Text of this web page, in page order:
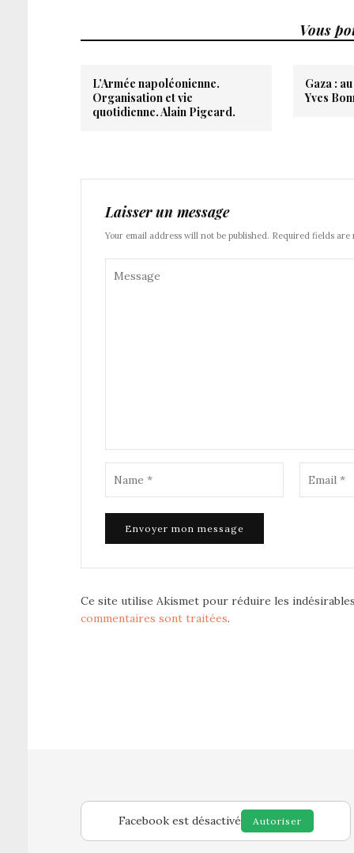
Vous
L’Armée napoléonienne.
Organisation et vie
quotidienne. Alain Pigeard.
Gaza :
Yves
Laisser un message
Your email address will not be published. Required fields are
Ce site utilise Akismet pour réduire les
commentaires sont traitées.
Facebook est désactivé Autoriser